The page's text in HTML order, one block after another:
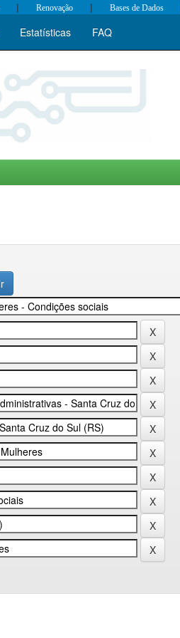
| Renovação | Bases de Dados
Estatísticas FAQ